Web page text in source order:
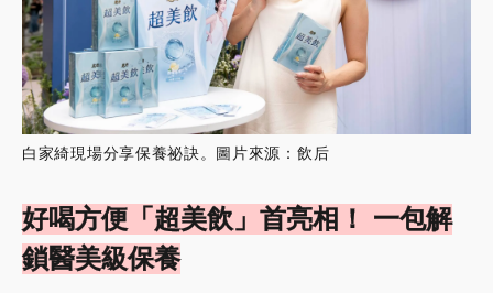
白家綺現場分享保養祕訣。圖片來源：飲后
好喝方便「超美飲」首亮相！ 一包解
鎖醫美級保養